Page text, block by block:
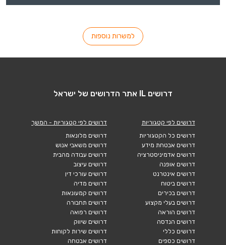
למשרות נוספות
דרושים IL אתר הדרושים של ישראל
דרושים לפי קטגוריות
דרושים כל הקטגוריות
דרושים אבטחת מידע
דרושים אדמיניסטרציה
דרושים אופנה
דרושים אינטרנט
דרושים ביטוח
דרושים בכירים
דרושים בעלי מקצוע
דרושים הוראה
דרושים הנדסה
דרושים כללי
דרושים כספים
דרושים לפי קטגוריות - המשך
דרושים מלונאות
דרושים משאבי אנוש
דרושים עבודה מהבית
דרושים עיצוב
דרושים עורכי דין
דרושים מדיה
דרושים קמעונאות
דרושים תחבורה
דרושים רפואה
דרושים שיווק
דרושים שירות לקוחות
דרושים אבטחה